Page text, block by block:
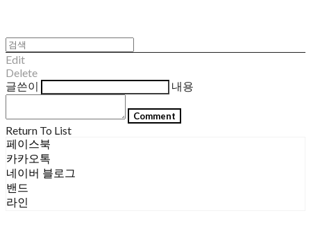
Edit
Delete
글쓴이
내용
Comment
Return To List
페이스북
카카오톡
네이버 블로그
밴드
라인